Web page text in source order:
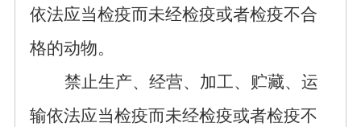
依法应当检疫而未经检疫或者检疫不合
格的动物。
禁止生产、经营、加工、贮藏、运
输依法应当检疫而未经检疫或者检疫不